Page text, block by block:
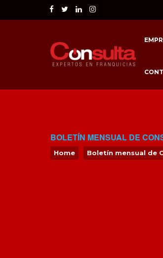
BOLETÍN MENSUAL DE
Home Boletín mensual de